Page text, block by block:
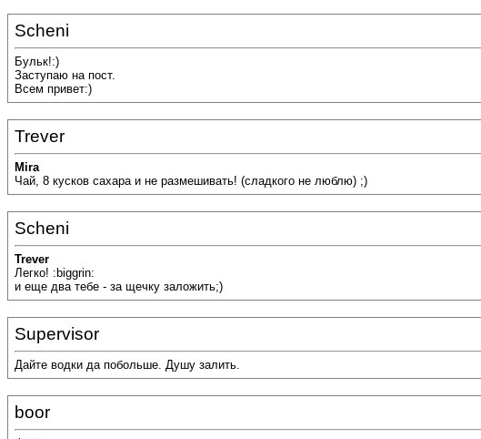
Scheni
Бульк!:)
Заступаю на пост.
Всем привет:)
Trever
Mira
Чай, 8 кусков сахара и не размешивать! (сладкого не люблю) ;)
Scheni
Trever
Легко! :biggrin:
и еще два тебе - за щечку заложить;)
Supervisor
Дайте водки да побольше. Душу залить.
boor